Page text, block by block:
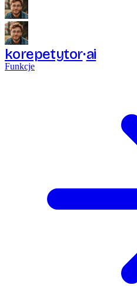
korepetytor ai
Funkcje